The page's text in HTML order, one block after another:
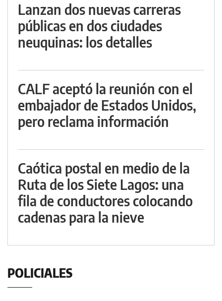
Lanzan dos nuevas carreras
públicas en dos ciudades
neuquinas: los detalles
CALF aceptó la reunión con el
embajador de Estados Unidos,
pero reclama información
Caótica postal en medio de la
Ruta de los Siete Lagos: una
fila de conductores colocando
cadenas para la nieve
POLICIALES